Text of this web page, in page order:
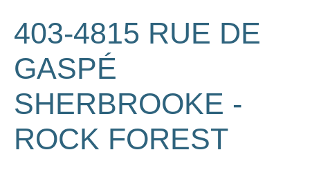
403-4815 RUE DE
GASPÉ
SHERBROOKE -
ROCK FOREST